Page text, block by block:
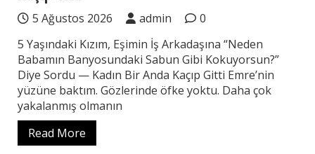
5 Ağustos 2026 admin
0
5 Yaşındaki Kızım, Eşimin İş Arkadaşına “Neden
Babamın Banyosundaki Sabun Gibi Kokuyorsun?”
Diye Sordu — Kadın Bir Anda Kaçıp Gitti Emre’nin
yüzüne baktım. Gözlerinde öfke yoktu. Daha çok
yakalanmış olmanın
Read More